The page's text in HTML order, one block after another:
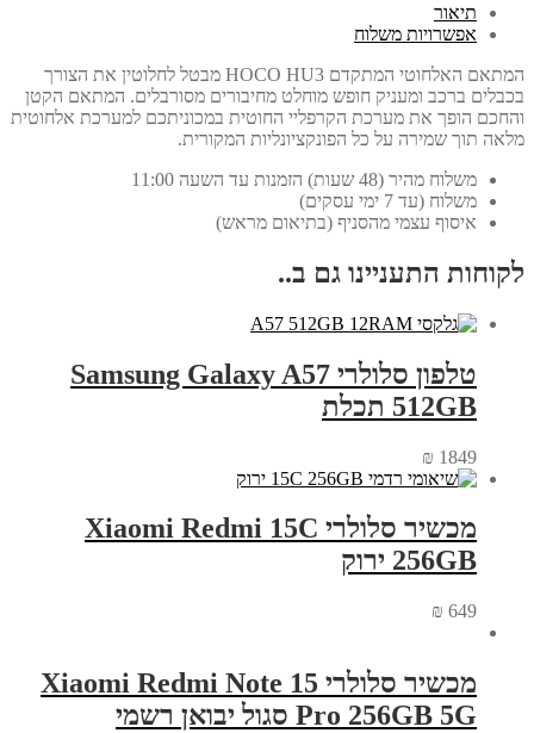
תיאור
אפשרויות משלוח
המתאם האלחוטי המתקדם HOCO HU3 מבטל לחלוטין את הצורך
בכבלים ברכב ומעניק חופש מוחלט מחיבורים מסורבלים. המתאם הקטן
והחכם הופך את מערכת הקרפליי החוטית במכוניתכם למערכת אלחוטית
מלאה תוך שמירה על כל הפונקציונליות המקורית.
משלוח מהיר (48 שעות) הזמנות עד השעה 11:00
משלוח (עד 7 ימי עסקים)
איסוף עצמי מהסניף (בתיאום מראש)
לקוחות התעניינו גם ב..
טלפון סלולרי Samsung Galaxy A57
512GB תכלת
₪ 1849
מכשיר סלולרי Xiaomi Redmi 15C
256GB ירוק
₪ 649
מכשיר סלולרי Xiaomi Redmi Note 15
Pro 256GB 5G סגול יבואן רשמי